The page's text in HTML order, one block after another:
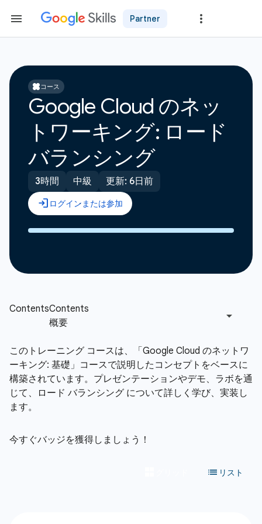
Partner
コース
Google Cloud のネッ
トワーキング: ロード
バランシング
3時間 中級 更新: 6日前
このトレーニング コースは、「Google Cloud のネットワ
ーキング: 基礎」コースで説明したコンセプトをベースに
構築されています。プレゼンテーションやデモ、ラボを通
じて、ロード バランシング について詳しく学び、実装し
ます。
今すぐバッジを獲得しましょう！